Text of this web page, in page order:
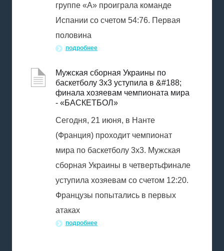
группе «А» проиграла команде
Испании со счетом 54:76. Первая
половина
подробнее
Мужская сборная Украины по
баскетболу 3х3 уступила в &#188;
финала хозяевам чемпионата мира
- «БАСКЕТБОЛ»
Сегодня, 21 июня, в Нанте
(Франция) проходит чемпионат
мира по баскетболу 3х3. Мужская
сборная Украины в четвертьфинале
уступила хозяевам со счетом 12:20.
Французы попытались в первых
атаках
подробнее